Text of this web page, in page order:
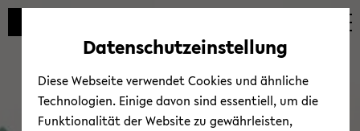
Automatische
vermeiden
zum
wechseln
zum
wechseln
zum
wechseln
Datenschutzeinstellung
Diese Webseite verwendet Cookies und ähnliche
Technologien. Einige davon sind essentiell, um die
Funktionalität der Website zu gewährleisten,